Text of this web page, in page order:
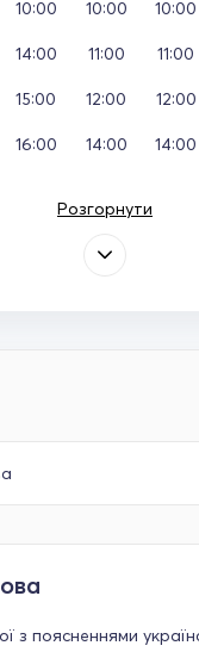
10:00
14:00
15:00
16:00
10:00
11:00
12:00
14:00
10:00
11:00
12:00
14:00
Розгорнути
з поясненнями